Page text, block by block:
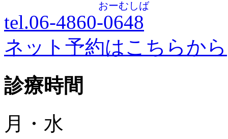
tel.06-4860-0648
おーむしば
ネット予約はこちらから
診療時間
月・水